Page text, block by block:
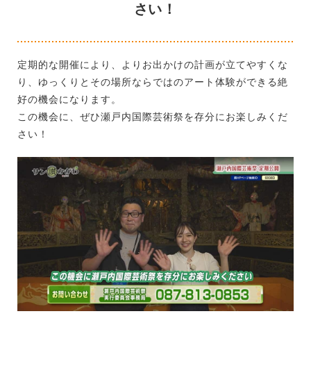
さい！
定期的な開催により、よりお出かけの計画が立てやすくな
り、ゆっくりとその場所ならではのアート体験ができる絶
好の機会になります。
この機会に、ぜひ瀬戸内国際芸術祭を存分にお楽しみくだ
さい！